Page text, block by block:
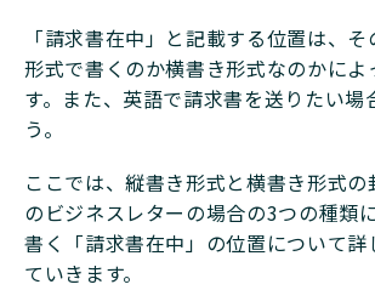
「請求書在中」と記載する位置は、
形式で書くのか横書き形式なのかによ
す。また、英語で請求書を送りたい場
う。
ここでは、縦書き形式と横書き形式
のビジネスレターの場合の3つの種類
書く「請求書在中」の位置について詳
ていきます。